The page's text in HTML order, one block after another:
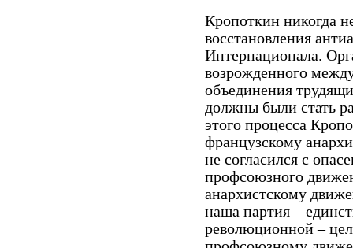
Кропоткин никогда
восстановления
Интернационала.
возрожденного
объединения
должны были стать
этого процесса
французскому
не согласился с
профсоюзного
анархистскому
наша партия –
революционной –